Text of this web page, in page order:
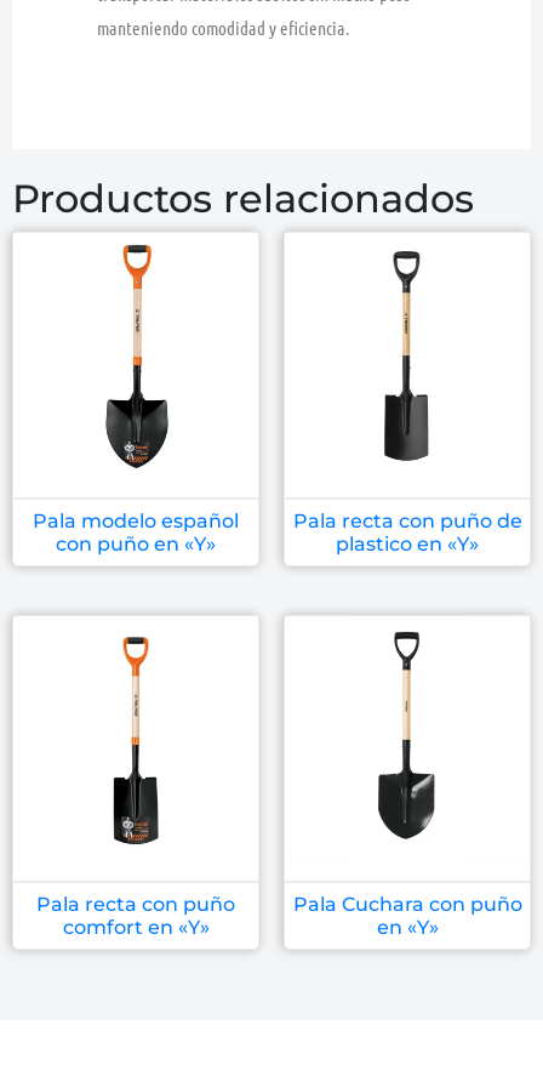
manteniendo comodidad y eficiencia.
Productos relacionados
Pala modelo español
con puño en «Y»
Pala recta con puño de
plastico en «Y»
Pala recta con puño
comfort en «Y»
Pala Cuchara con puño
en «Y»